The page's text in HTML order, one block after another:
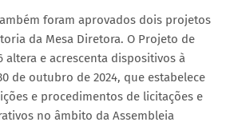
foram aprovados dois projetos
da Mesa Diretora. O Projeto de
altera e acrescenta dispositivos à
de outubro de 2024, que estabelece
e procedimentos de licitações e
no âmbito da Assembleia